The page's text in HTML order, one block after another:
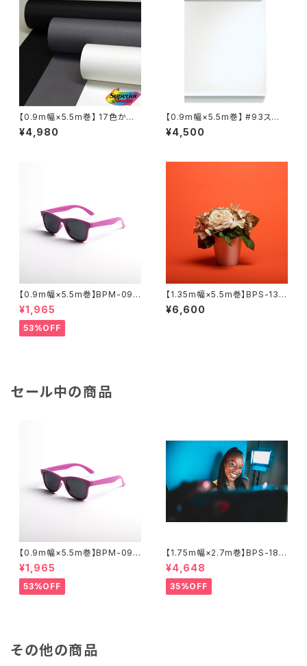
【0.9m幅×5.5m巻】 17色から
選択3本セット スーペリア背景
紙
¥4,980
【0.9m幅×5.5m巻】 #93スー
パーホワイト×５本セット スー
ペリア背景紙
¥4,500
【0.9m幅×5.5m巻】BPM-095
5 全17色 スーペリア背景紙
¥1,965
53%OFF
【1.35m幅×5.5m巻】BPS-130
5 全50色 スーペリア背景紙
¥6,600
セール中の商品
【0.9m幅×5.5m巻】BPM-095
5 全17色 スーペリア背景紙
¥1,965
53%OFF
【1.75m幅×2.7m巻】BPS-180
0 廃番色 スーペリア背景紙
¥4,648
35%OFF
その他の商品